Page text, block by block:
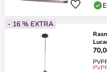
- 16 % EXTRA